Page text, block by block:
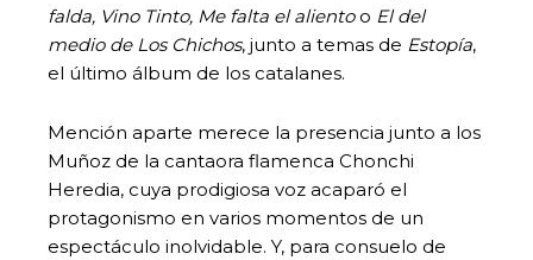
falda, Vino Tinto, Me falta el alientoo El del
medio de Los Chichos, junto a temas de Estopía,
el último álbum de los catalanes.
Mención aparte merece la presencia junto a los
Muñoz de la cantaora flamenca Chonchi
Heredia, cuya prodigiosa voz acaparó el
protagonismo en varios momentos de un
espectáculo inolvidable. Y, para consuelo de